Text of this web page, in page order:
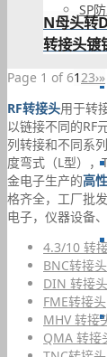
SP
N母头转
转接头镀
Page 1 of 6123›»
RF转接头用于转
以链接不同的RF
列转接和不同系
度弯式（L型），
金电子生产的高
格齐全，工厂批
电子，仪器设备
4.3/10 转
BNC转接头
DIN 转接头
FME转接头
MHV 转接
QMA 转接